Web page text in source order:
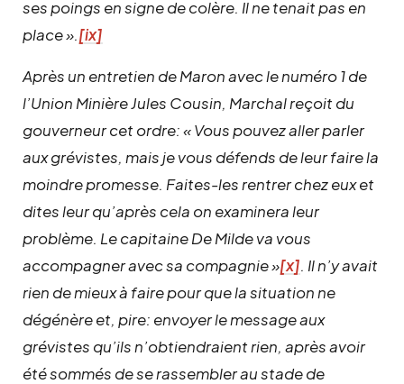
ses poings en signe de colère. Il ne tenait pas en
place ».[ix]
Après un entretien de Maron avec le numéro 1 de
l’Union Minière Jules Cousin, Marchal reçoit du
gouverneur cet ordre: « Vous pouvez aller parler
aux grévistes, mais je vous défends de leur faire la
moindre promesse. Faites-les rentrer chez eux et
dites leur qu’après cela on examinera leur
problème. Le capitaine De Milde va vous
accompagner avec sa compagnie »[x]. Il n’y avait
rien de mieux à faire pour que la situation ne
dégénère et, pire: envoyer le message aux
grévistes qu’ils n’obtiendraient rien, après avoir
été sommés de se rassembler au stade de